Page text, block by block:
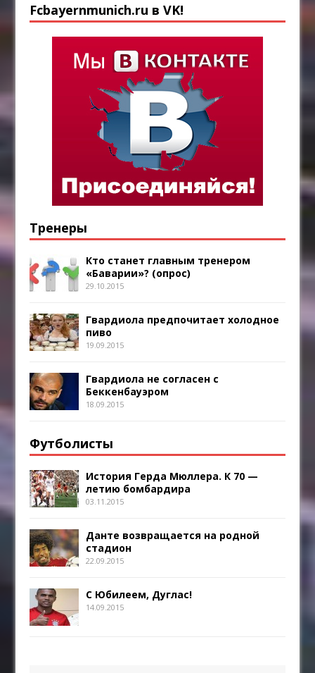
Fcbayernmunich.ru в VK!
Тренеры
Кто станет главным тренером
«Баварии»? (опрос)
29.10.2015
Гвардиола предпочитает холодное
пиво
19.09.2015
Гвардиола не согласен с
Беккенбауэром
18.09.2015
Футболисты
История Герда Мюллера. К 70 —
летию бомбардира
03.11.2015
Данте возвращается на родной
стадион
22.09.2015
С Юбилеем, Дуглас!
14.09.2015